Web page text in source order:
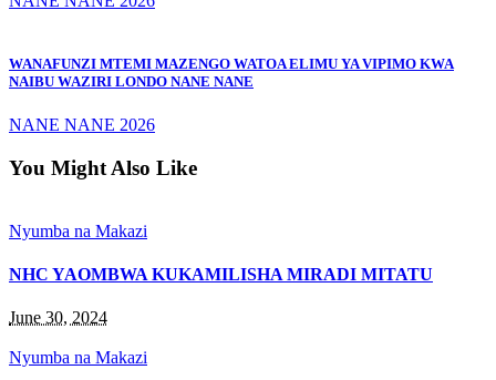
WANAFUNZI MTEMI MAZENGO WATOA ELIMU YA VIPIMO KWA
NAIBU WAZIRI LONDO NANE NANE
NANE NANE 2026
You Might Also Like
Nyumba na Makazi
NHC YAOMBWA KUKAMILISHA MIRADI MITATU
June 30, 2024
Nyumba na Makazi